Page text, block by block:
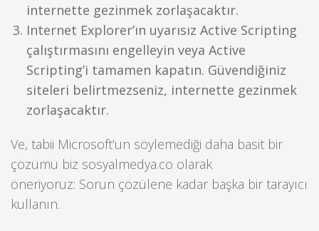
internette gezinmek zorlaşacaktır.
Internet Explorer’ın uyarısız Active Scripting
çalıştırmasını engelleyin veya Active
Scripting’i tamamen kapatın. Güvendiğiniz
siteleri belirtmezseniz, internette gezinmek
zorlaşacaktır.
Ve, tabii Microsoft’un söylemediği daha basit bir
çözümü biz sosyalmedya.co olarak
öneriyoruz: Sorun çözülene kadar başka bir tarayıcı
kullanın.